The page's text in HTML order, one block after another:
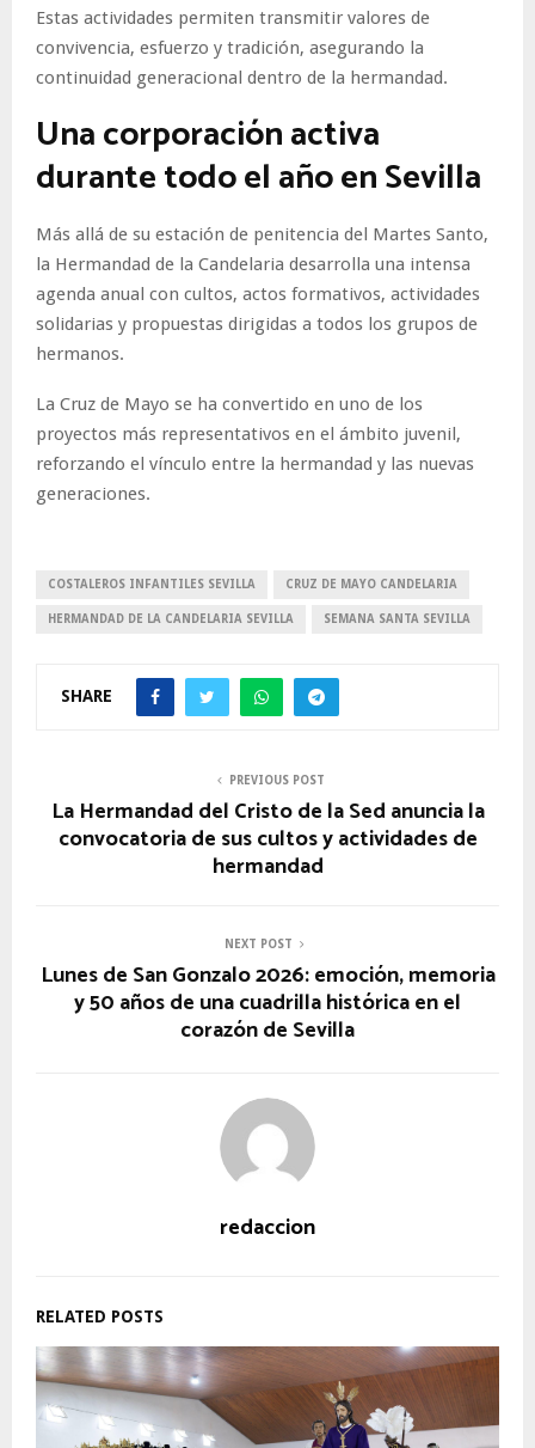
Estas actividades permiten transmitir valores de
convivencia, esfuerzo y tradición, asegurando la
continuidad generacional dentro de la hermandad.
Una corporación activa
durante todo el año en Sevilla
Más allá de su estación de penitencia del Martes Santo,
la Hermandad de la Candelaria desarrolla una intensa
agenda anual con cultos, actos formativos, actividades
solidarias y propuestas dirigidas a todos los grupos de
hermanos.
La Cruz de Mayo se ha convertido en uno de los
proyectos más representativos en el ámbito juvenil,
reforzando el vínculo entre la hermandad y las nuevas
generaciones.
COSTALEROS INFANTILES SEVILLA CRUZ DE MAYO CANDELARIA
HERMANDAD DE LA CANDELARIA SEVILLA SEMANA SANTA SEVILLA
SHARE
PREVIOUS POST
La Hermandad del Cristo de la Sed anuncia la
convocatoria de sus cultos y actividades de
hermandad
NEXT POST
Lunes de San Gonzalo 2026: emoción, memoria
y 50 años de una cuadrilla histórica en el
corazón de Sevilla
redaccion
RELATED POSTS